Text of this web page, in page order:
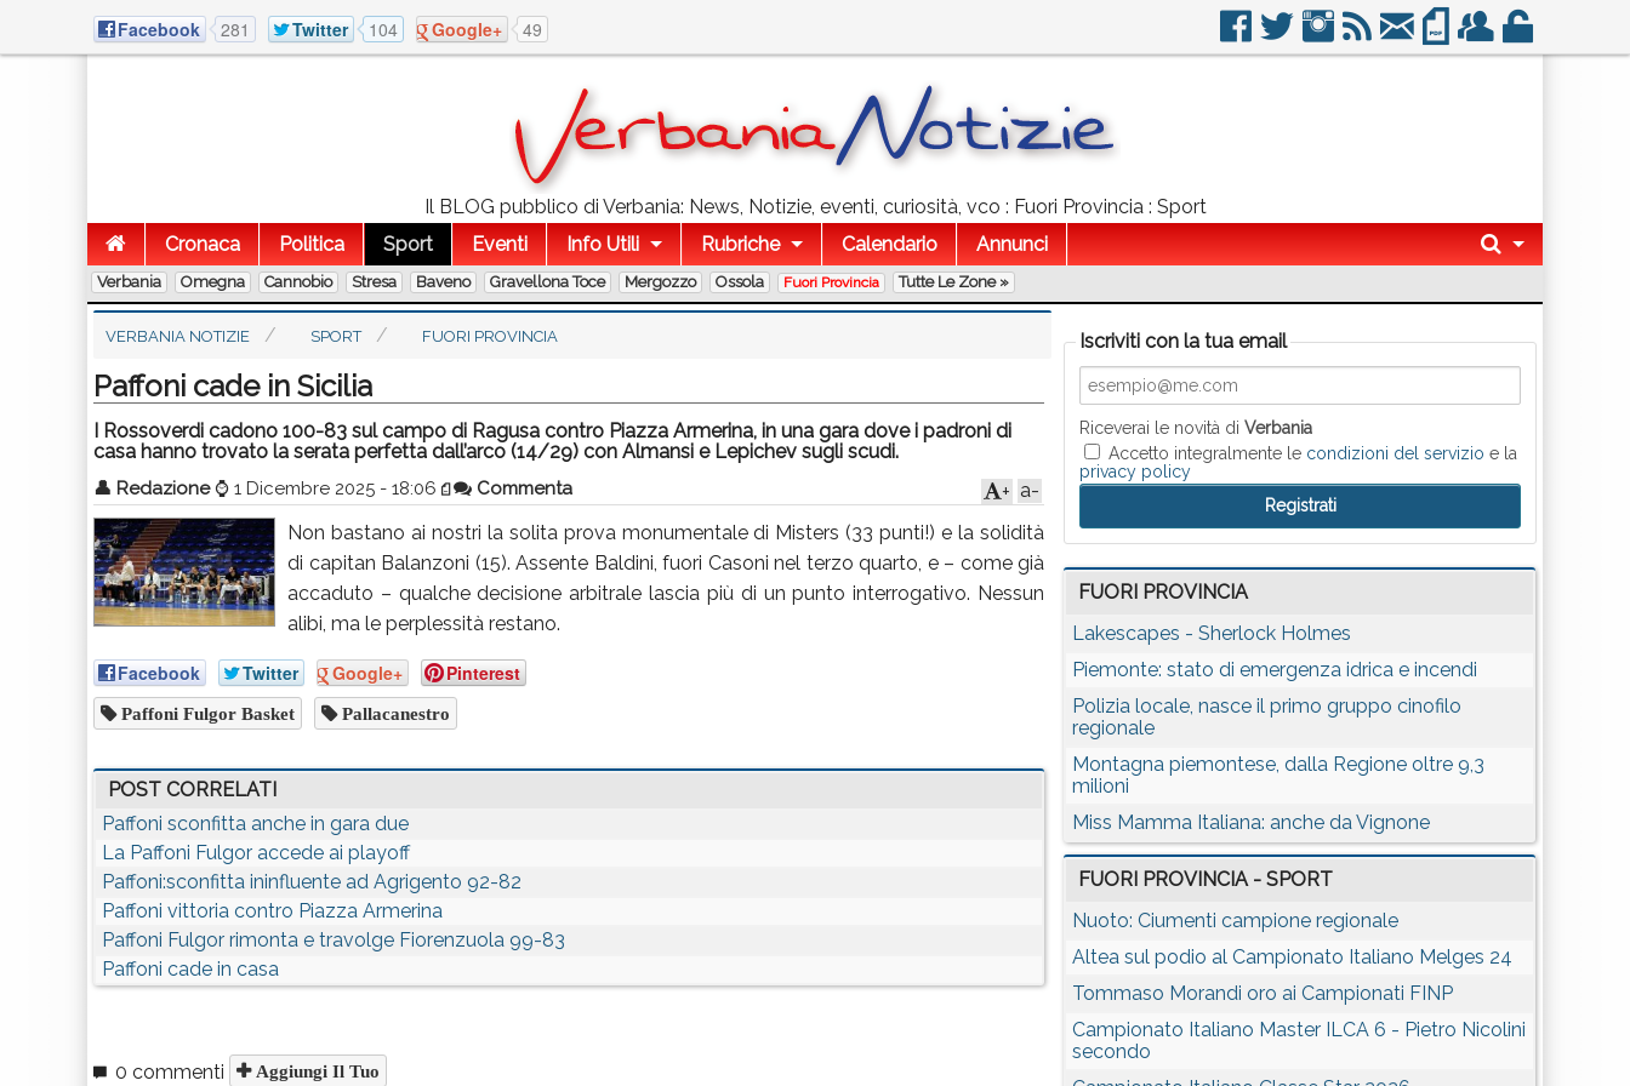
Facebook 281 Twitter 104 Google+ 49
Il BLOG pubblico di Verbania: News, Notizie, eventi, curiosità, vco : Fuori Provincia : Sport
Cronaca
Politica Sport Eventi Info Utili Rubriche Calendario Annunci
Verbania Omegna Cannobio Stresa Baveno Gravellona Toce Mergozzo Ossola Fuori Provincia Tutte Le Zone »
VERBANIA NOTIZIE SPORT FUORI PROVINCIA
Paffoni cade in Sicilia
I Rossoverdi cadono 100-83 sul campo di Ragusa contro Piazza Armerina, in una gara dove i padroni di
casa hanno trovato la serata perfetta dall’arco (14/29) con Almansi e Lepichev sugli scudi.
👤 Redazione ⌚ 1 Dicembre 2025 - 18:06 Commenta a-
+
Non bastano ai nostri la solita prova monumentale di Misters (33 punti!) e la solidità
di capitan Balanzoni (15). Assente Baldini, fuori Casoni nel terzo quarto, e – come già
accaduto – qualche decisione arbitrale lascia più di un punto interrogativo. Nessun
alibi, ma le perplessità restano.
Facebook Twitter Google+ Pinterest
Paffoni Fulgor Basket Pallacanestro
POST CORRELATI
Paffoni sconfitta anche in gara due
La Paffoni Fulgor accede ai playoff
Paffoni:sconfitta ininfluente ad Agrigento 92-82
Paffoni vittoria contro Piazza Armerina
Paffoni Fulgor rimonta e travolge Fiorenzuola 99-83
Paffoni cade in casa
0 commenti Aggiungi Il Tuo
Iscriviti con la tua email
Riceverai le novità diVerbania
Accetto integralmente le condizioni del servizio e la
privacy policy
FUORI PROVINCIA
Lakescapes - Sherlock Holmes
Piemonte: stato di emergenza idrica e incendi
Polizia locale, nasce il primo gruppo cinofilo
regionale
Montagna piemontese, dalla Regione oltre 9,3
milioni
Miss Mamma Italiana: anche da Vignone
FUORI PROVINCIA - SPORT
Nuoto: Ciumenti campione regionale
Altea sul podio al Campionato Italiano Melges 24
Tommaso Morandi oro ai Campionati FINP
Campionato Italiano Master ILCA 6 - Pietro Nicolini
secondo